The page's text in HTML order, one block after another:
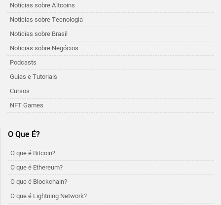
Notícias sobre Altcoins
Noticias sobre Tecnologia
Noticias sobre Brasil
Noticias sobre Negócios
Podcasts
Guias e Tutoriais
Cursos
NFT Games
O Que É?
O que é Bitcoin?
O que é Ethereum?
O que é Blockchain?
O que é Lightning Network?